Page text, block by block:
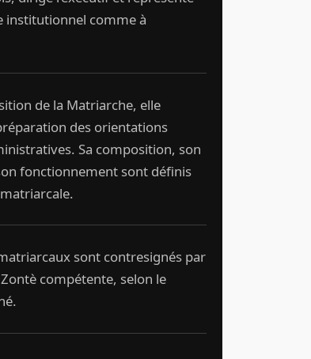
institutionnel comme à
de la Matriarche, elle
des orientations
Sa composition, son
fonctionnement sont définis
sont contresignés par
compétente, selon le